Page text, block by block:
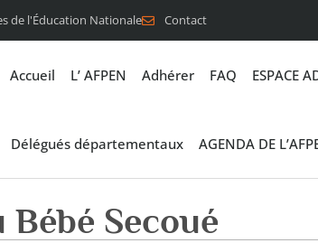
de l'Éducation Nationale Contact
Accueil L’ AFPEN Adhérer FAQ ESPACE
Délégués départementaux AGENDA DE
Secoué